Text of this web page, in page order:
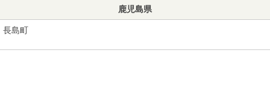
鹿児島県
長島町